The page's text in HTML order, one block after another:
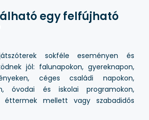
egy felfújható
sokféle eseményen és
jól: falunapokon, gyereknapon,
céges családi napokon,
óvodai és iskolai programokon,
éttermek mellett vagy szabadidős